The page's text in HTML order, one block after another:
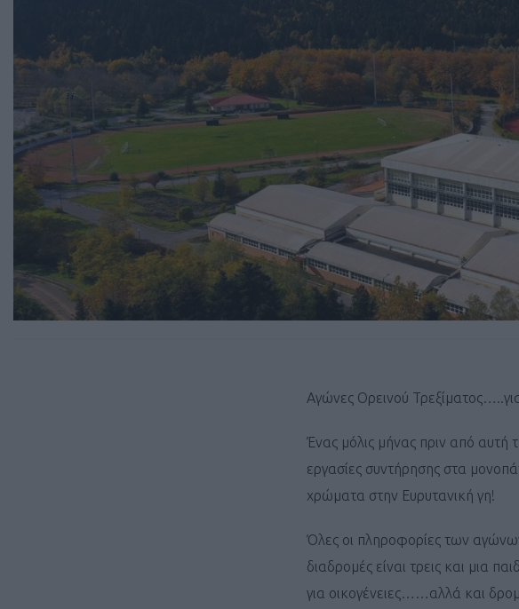
Αγώνες Ορεινού
Ένας μόλις μήνας πριν από αυτή
εργασίες συντήρησης στα
χρώματα στην Ευρυτανική γη!
Όλες οι πληροφορίες των
διαδρομές είναι τρεις και μια
για οικογένειες……αλλά και